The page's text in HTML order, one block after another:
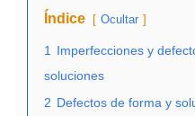
Índice Ocultar
1
Imperfecciones y
soluciones
2 Defectos de forma y